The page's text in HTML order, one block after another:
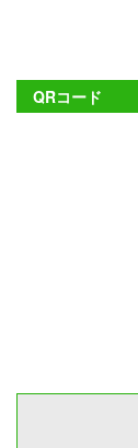
QRコード